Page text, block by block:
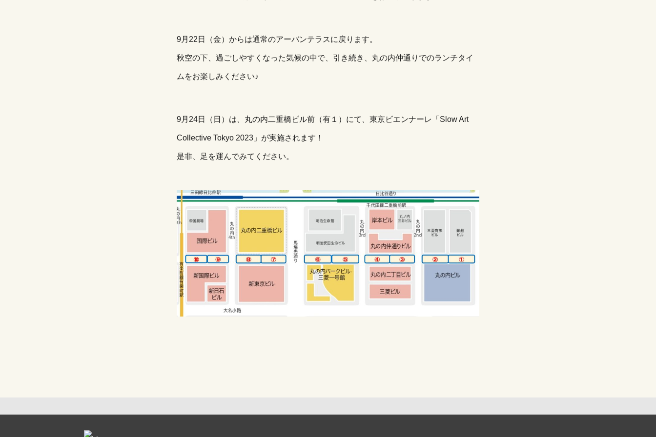
9月22日（金）からは通常のアーバンテラスに戻ります。
秋空の下、過ごしやすくなった気候の中で、引き続き、丸の内仲通りでのランチタイ
ムをお楽しみください♪
9月24日（日）は、丸の内二重橋ビル前（有１）にて、東京ビエンナーレ「Slow Art
Collective Tokyo 2023」が実施されます！
是非、足を運んでみてください。